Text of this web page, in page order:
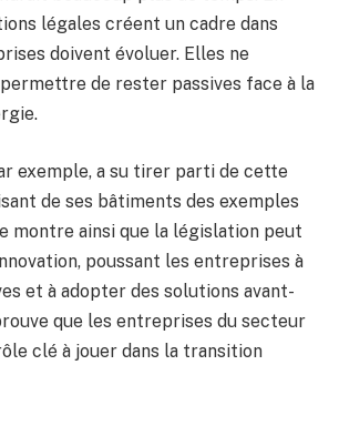
légales créent un cadre dans
doivent évoluer. Elles ne
de rester passives face à la
exemple, a su tirer parti de cette
de ses bâtiments des exemples
montre ainsi que la législation peut
poussant les entreprises à
et à adopter des solutions avant-
que les entreprises du secteur
clé à jouer dans la transition